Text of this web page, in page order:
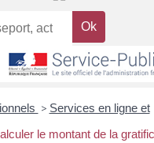
> Services en ligne et
le montant de la